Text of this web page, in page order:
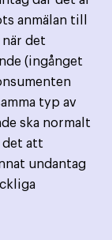
anmälan till
det
(ingånget
typ av
ska normalt
det att
undantag